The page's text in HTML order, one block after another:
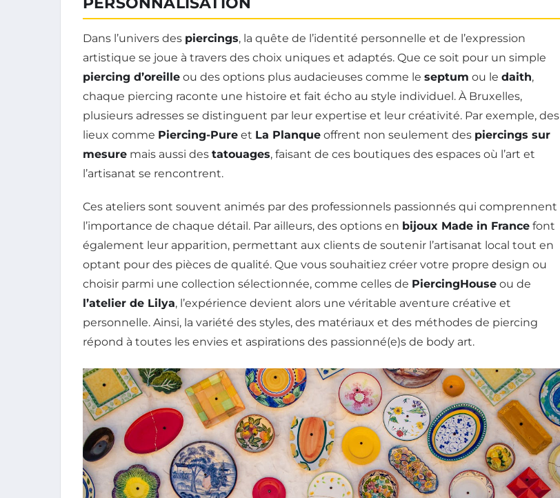
Dans l’univers des piercings, la quête de l’identité personnelle et de l’expression
artistique se joue à travers des choix uniques et adaptés. Que ce soit pour un simple
piercing d’oreille ou des options plus audacieuses comme le septum ou le daith,
chaque piercing raconte une histoire et fait écho au style individuel. À Bruxelles,
plusieurs adresses se distinguent par leur expertise et leur créativité. Par exemple, des
lieux comme Piercing-Pure et La Planque offrent non seulement des piercings sur
mesure mais aussi des tatouages, faisant de ces boutiques des espaces où l’art et
l’artisanat se rencontrent.
Ces ateliers sont souvent animés par des professionnels passionnés qui comprennent
l’importance de chaque détail. Par ailleurs, des options en bijoux Made in France font
également leur apparition, permettant aux clients de soutenir l’artisanat local tout en
optant pour des pièces de qualité. Que vous souhaitiez créer votre propre design ou
choisir parmi une collection sélectionnée, comme celles de PiercingHouse ou de
l’atelier de Lilya, l’expérience devient alors une véritable aventure créative et
personnelle. Ainsi, la variété des styles, des matériaux et des méthodes de piercing
répond à toutes les envies et aspirations des passionné(e)s de body art.